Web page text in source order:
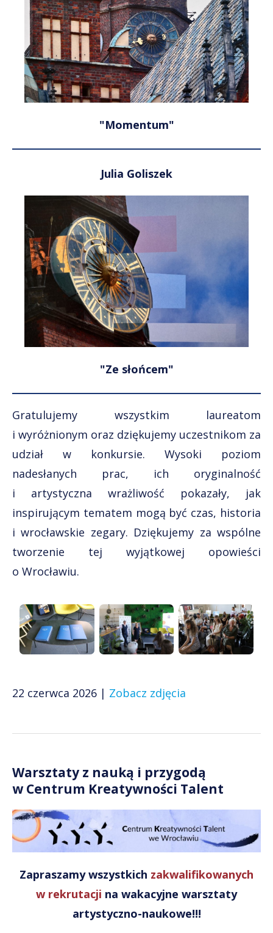
"Momentum"
Julia Goliszek
"Ze słońcem"
Gratulujemy wszystkim laureatom
i wyróżnionym oraz dziękujemy uczestnikom za
udział w konkursie. Wysoki poziom
nadesłanych prac, ich oryginalność
i artystyczna wrażliwość pokazały, jak
inspirującym tematem mogą być czas, historia
i wrocławskie zegary. Dziękujemy za wspólne
tworzenie tej wyjątkowej opowieści
o Wrocławiu.
22 czerwca 2026 | Zobacz zdjęcia
Warsztaty z nauką i przygodą
w Centrum Kreatywności Talent
Zapraszamy wszystkich zakwalifikowanych
w rekrutacji na wakacyjne warsztaty
artystyczno-naukowe!!!